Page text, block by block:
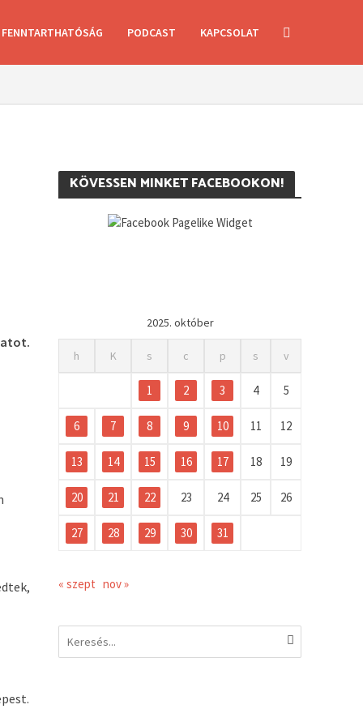
FENNTARTHATÓSÁG PODCAST KAPCSOLAT
KÖVESSEN MINKET FACEBOOKON!
2025. október
h K s c p s v
1 2 3 4 5
6 7 8 9 10 11 12
13 14 15 16 17 18 19
20 21 22 23 24 25 26
27 28 29 30 31
« szept nov »